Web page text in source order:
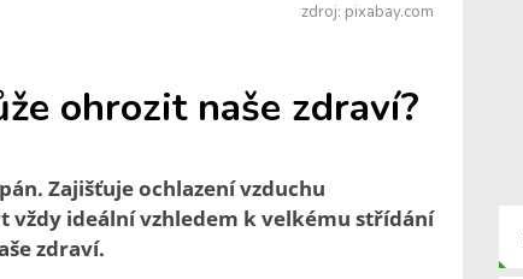
zdroj: pixabay.com
ohrozit naše zdraví?
Zajišťuje ochlazení vzduchu
vždy ideální vzhledem k velkému střídání
zdraví.